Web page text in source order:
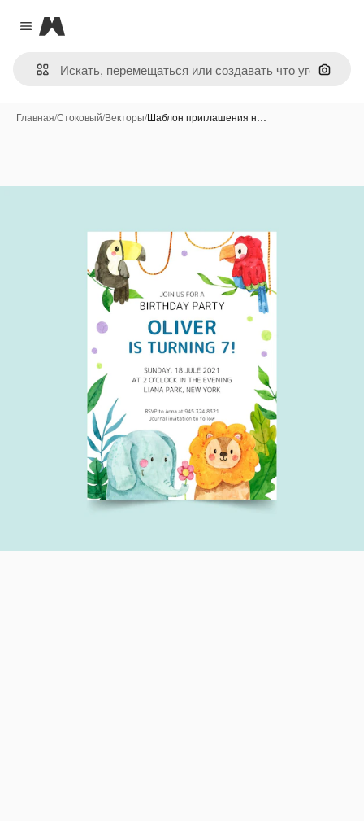
Close menu
Magnific
Поиск
Главная/Стоковый/Векторы/Шаблон приглашения н…